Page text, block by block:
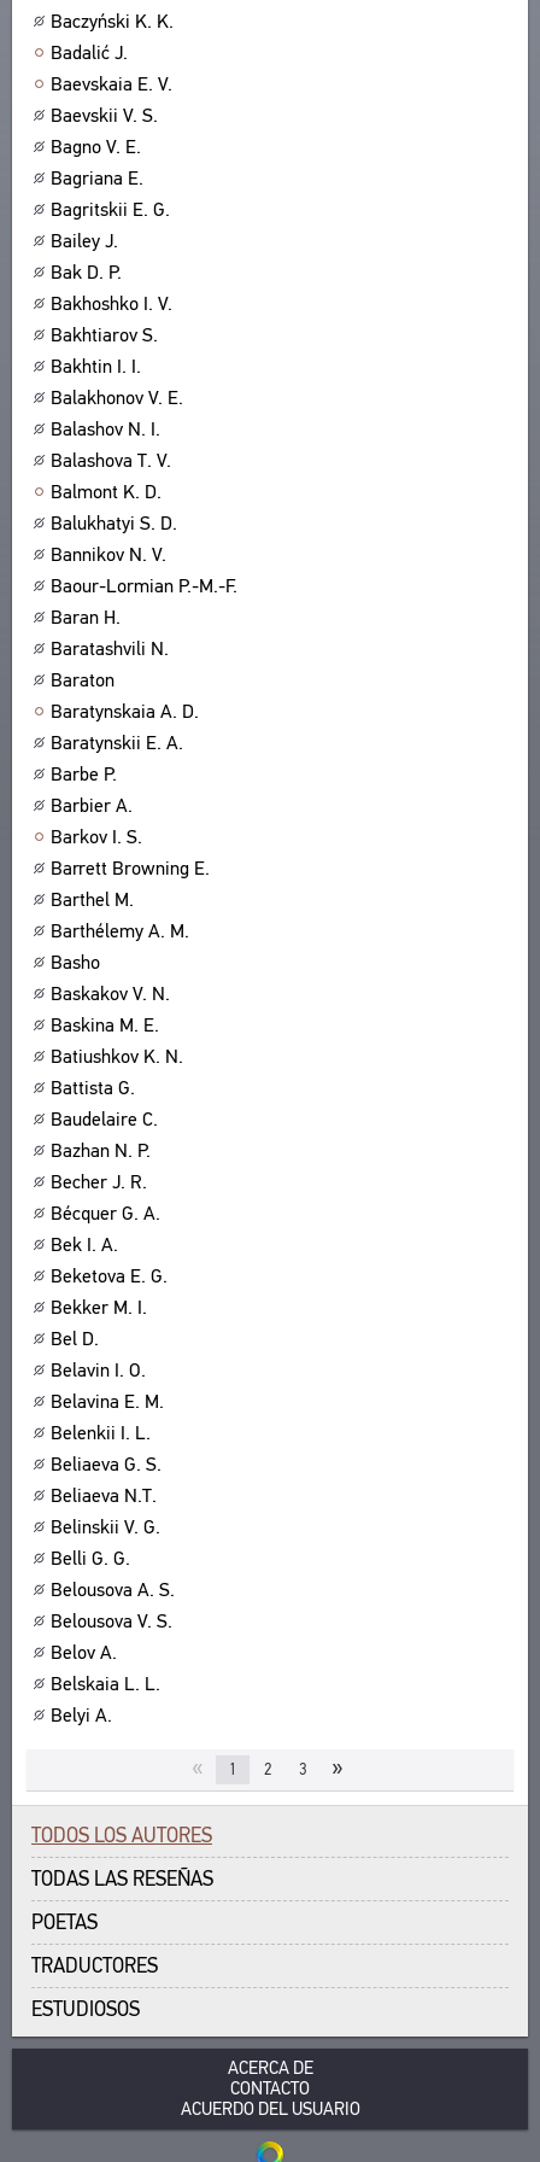
Baczyński K. K.
Badalić J.
Baevskaia E. V.
Baevskii V. S.
Bagno V. E.
Bagriana E.
Bagritskii E. G.
Bailey J.
Bak D. P.
Bakhoshko I. V.
Bakhtiarov S.
Bakhtin I. I.
Balakhonov V. E.
Balashov N. I.
Balashova T. V.
Balmont K. D.
Balukhatyi S. D.
Bannikov N. V.
Baour-Lormian P.-M.-F.
Baran H.
Baratashvili N.
Baraton
Baratynskaia A. D.
Baratynskii E. A.
Barbe P.
Barbier A.
Barkov I. S.
Barrett Browning E.
Barthel M.
Barthélemy A. M.
Basho
Baskakov V. N.
Baskina M. E.
Batiushkov K. N.
Battista G.
Baudelaire C.
Bazhan N. P.
Becher J. R.
Bécquer G. A.
Bek I. A.
Beketova E. G.
Bekker M. I.
Bel D.
Belavin I. O.
Belavina E. M.
Belenkii I. L.
Beliaeva G. S.
Beliaeva N.T.
Belinskii V. G.
Belli G. G.
Belousova A. S.
Belousova V. S.
Belov A.
Belskaia L. L.
Belyi A.
« 1 2 3 »
TODOS LOS AUTORES
TODAS LAS RESEÑAS
POETAS
TRADUCTORES
ESTUDIOSOS
ACERCA DE
CONTACTO
ACUERDO DEL USUARIO
OBRAS
EDICIONES
ACERCA DE
SOBRE EL PROYECTO
CORPUS
BIBLIOTECA
ENCICLOPEDIA
TESAURO
FUNCIONALIDAD
INDICES
BUSQUEDA
ENLACES
CREADORES
CONTACTO
ACUERDO DEL USUARIO
MARCADORES